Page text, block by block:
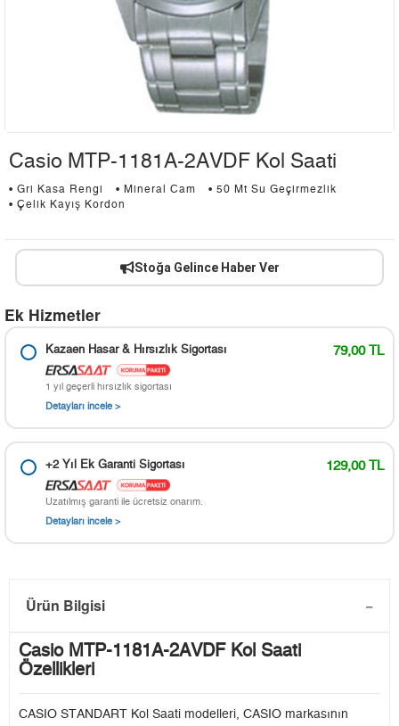
Casio MTP-1181A-2AVDF Kol Saati
• Gri Kasa Rengi • Mineral Cam
• 50 Mt Su Geçirmezlik
• Çelik Kayış Kordon
Stoğa Gelince Haber Ver
Ek Hizmetler
Kazaen Hasar & Hırsızlık Sigortası 79,00 TL
1 yıl geçerli hırsızlık sigortası
Detayları incele >
+2 Yıl Ek Garanti Sigortası 129,00 TL
Uzatılmış garanti ile ücretsiz onarım.
Detayları incele >
Ürün Bilgisi
Casio MTP-1181A-2AVDF Kol Saati
Özellikleri
CASIO STANDART Kol Saati modelleri, CASIO markasının